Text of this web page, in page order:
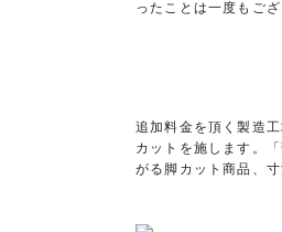
ったことは一度もご
追加料金を頂く製造
カットを施します。
がる脚カット商品、